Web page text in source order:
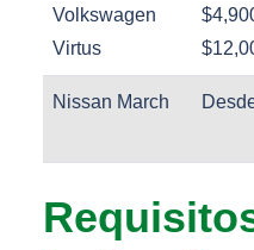
Volkswagen
Virtus
Nissan March